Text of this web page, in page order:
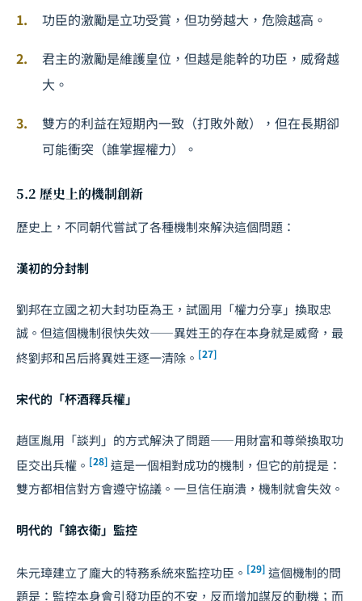
功臣的激勵是立功受賞，但功勞越大，危險越高。
君主的激勵是維護皇位，但越是能幹的功臣，威脅越
大。
雙方的利益在短期內一致（打敗外敵），但在長期卻
可能衝突（誰掌握權力）。
5.2 歷史上的機制創新
歷史上，不同朝代嘗試了各種機制來解決這個問題：
漢初的分封制
劉邦在立國之初大封功臣為王，試圖用「權力分享」換取忠
誠。但這個機制很快失效——異姓王的存在本身就是威脅，最
終劉邦和呂后將異姓王逐一清除。 [27]
宋代的「杯酒釋兵權」
趙匡胤用「談判 」的方式解決了問題——用財富和尊榮換取功
臣交出兵權。 [28] 這是一個相對成功的機制，但它的前提是：
雙方都相信對方會遵守協議。一旦信任崩潰，機制就會失效。
明代的「錦衣衛」監控
朱元璋建立了龐大的特務系統來監控功臣。 [29] 這個機制的問
題是：監控本身會引發功臣的不安，反而增加謀反的動機；而